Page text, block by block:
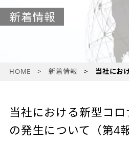
新着情報
HOME 新着情報 当社にお
当社における新型コ
の発生について（第4報